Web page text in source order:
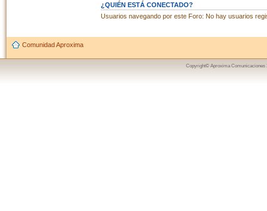
¿QUIÉN ESTÁ CONECTADO?
Usuarios navegando por este Foro: No hay usuarios
Comunidad Aproxima
Copyright© Aproxima Comunicaciones